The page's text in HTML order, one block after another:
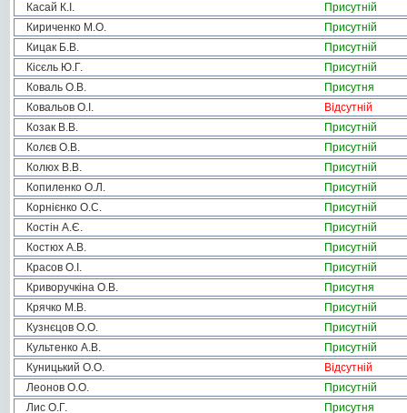
Касай К.І.
Присутній
Кириченко М.О.
Присутній
Кицак Б.В.
Присутній
Кісєль Ю.Г.
Присутній
Коваль О.В.
Присутня
Ковальов О.І.
Відсутній
Козак В.В.
Присутній
Колєв О.В.
Присутній
Колюх В.В.
Присутній
Копиленко О.Л.
Присутній
Корнієнко О.С.
Присутній
Костін А.Є.
Присутній
Костюх А.В.
Присутній
Красов О.І.
Присутній
Криворучкіна О.В.
Присутня
Крячко М.В.
Присутній
Кузнєцов О.О.
Присутній
Культенко А.В.
Присутній
Куницький О.О.
Відсутній
Леонов О.О.
Присутній
Лис О.Г.
Присутня